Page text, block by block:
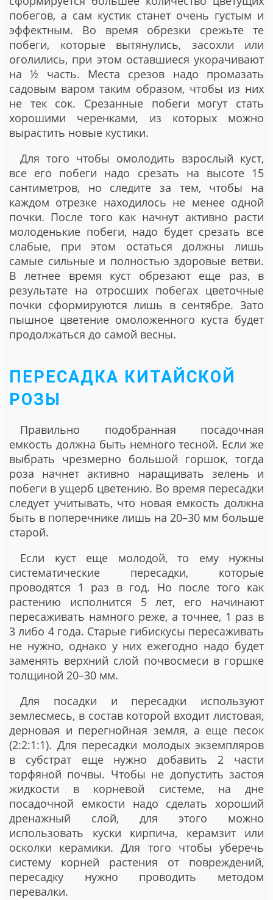
побегов, а сам кустик станет очень густым и
эффектным. Во время обрезки срежьте те
побеги, которые вытянулись, засохли или
оголились, при этом оставшиеся укорачивают
на ½ часть. Места срезов надо промазать
садовым варом таким образом, чтобы из них
не тек сок. Срезанные побеги могут стать
хорошими черенками, из которых можно
вырастить новые кустики.
Для того чтобы омолодить взрослый куст,
все его побеги надо срезать на высоте 15
сантиметров, но следите за тем, чтобы на
каждом отрезке находилось не менее одной
почки. После того как начнут активно расти
молоденькие побеги, надо будет срезать все
слабые, при этом остаться должны лишь
самые сильные и полностью здоровые ветви.
В летнее время куст обрезают еще раз, в
результате на отросших побегах цветочные
почки сформируются лишь в сентябре. Зато
пышное цветение омоложенного куста будет
продолжаться до самой весны.
ПЕРЕСАДКА КИТАЙСКОЙ
РОЗЫ
Правильно подобранная посадочная
емкость должна быть немного тесной. Если же
выбрать чрезмерно большой горшок, тогда
роза начнет активно наращивать зелень и
побеги в ущерб цветению. Во время пересадки
следует учитывать, что новая емкость должна
быть в поперечнике лишь на 20–30 мм больше
старой.
Если куст еще молодой, то ему нужны
систематические пересадки, которые
проводятся 1 раз в год. Но после того как
растению исполнится 5 лет, его начинают
пересаживать намного реже, а точнее, 1 раз в
3 либо 4 года. Старые гибискусы пересаживать
не нужно, однако у них ежегодно надо будет
заменять верхний слой почвосмеси в горшке
толщиной 20–30 мм.
Для посадки и пересадки используют
землесмесь, в состав которой входит листовая,
дерновая и перегнойная земля, а еще песок
(2:2:1:1). Для пересадки молодых экземпляров
в субстрат еще нужно добавить 2 части
торфяной почвы. Чтобы не допустить застоя
жидкости в корневой системе, на дне
посадочной емкости надо сделать хороший
дренажный слой, для этого можно
использовать куски кирпича, керамзит или
осколки керамики. Для того чтобы уберечь
систему корней растения от повреждений,
пересадку нужно проводить методом
перевалки.